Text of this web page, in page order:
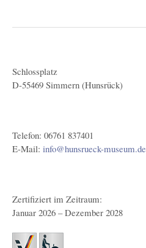
Schlossplatz
D-55469 Simmern (Hunsrück)
Telefon: 06761 837401
E-Mail: info@hunsrueck-museum.de
Zertifiziert im Zeitraum:
Januar 2026 – Dezember 2028